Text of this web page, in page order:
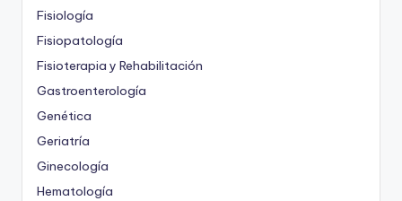
Fisiología
Fisiopatología
Fisioterapia y Rehabilitación
Gastroenterología
Genética
Geriatría
Ginecología
Hematología